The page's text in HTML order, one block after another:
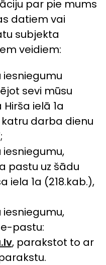
par pie mums
datiem vai
subjekta
veidiem:
sevi mūsu
ielā 1a
katru darba dienu
pastu uz šādu
iela 1a (218.kab.),
pastu:
, parakstot to ar